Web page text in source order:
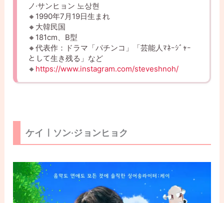
ノ·サンヒョン 노상현
🔸1990年7月19日生まれ
🔸大韓民国
🔸181cm、B型
🔸代表作：ドラマ「パチンコ」「芸能人ﾏﾈｰｼﾞｬｰ
として生き残る」など
🔸 https://www.instagram.com/steveshnoh/
ケイㅣソン·ジョンヒョク